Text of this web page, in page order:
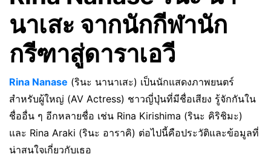
นาเสะ จากนักกีฬานัก
กรีฑาสู่ดาราเอวี
Rina Nanase (รินะ นานาเสะ) เป็นนักแสดงภาพยนตร์
สำหรับผู้ใหญ่ (AV Actress) ชาวญี่ปุ่นที่มีชื่อเสียง รู้จักกันใน
ชื่ออื่น ๆ อีกหลายชื่อ เช่น Rina Kirishima (รินะ คิริชิมะ)
และ Rina Araki (รินะ อาราคิ) ต่อไปนี้คือประวัติและข้อมูลที่
น่าสนใจเกี่ยวกับเธอ